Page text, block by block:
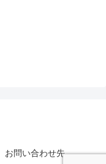
お問い合わせ先